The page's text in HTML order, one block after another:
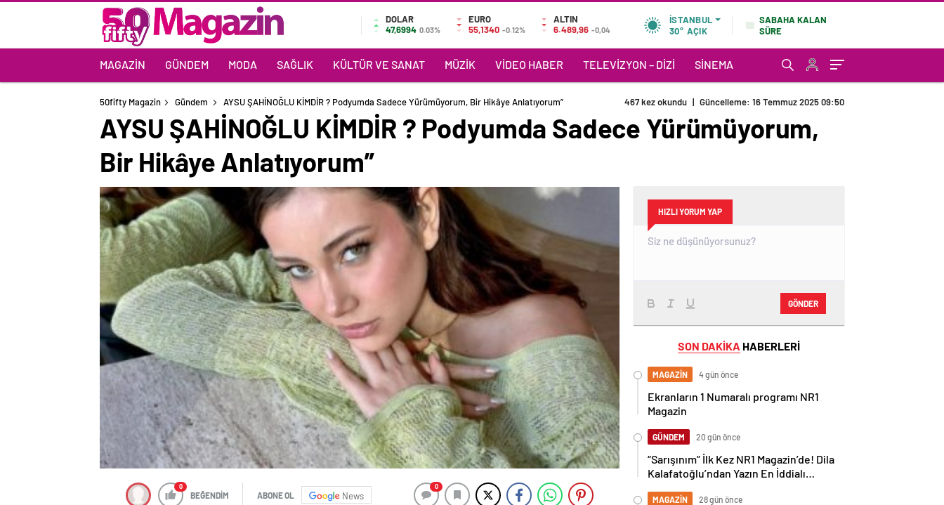
DOLAR
47,6994 0.03%
EURO
55,1340 -0.12%
ALTIN
6.489,96 -0,04
İSTANBUL
30° AÇIK
SABAHA KALAN
SÜRE
MAGAZIN GÜNDEM MODA SAĞLIK KÜLTÜR VE SANAT MÜZIK VIDEO HABER TELEVIZYON – DIZI SINEMA
50fifty Magazin Gündem AYSU ŞAHİNOĞLU KİMDİR ? Podyumda Sadece Yürümüyorum, Bir Hikâye Anlatıyorum” 467 kez okundu | Güncelleme: 16 Temmuz 2025 09:50
AYSU ŞAHİNOĞLU KİMDİR ? Podyumda Sadece Yürümüyorum,
Bir Hikâye Anlatıyorum”
0
BEĞENDİM ABONE OL News
0
HIZLI YORUM YAP
GÖNDER
SON DAKİKA HABERLERİ
MAGAZİN 4 gün önce
Ekranların 1 Numaralı programı NR1
Magazin
GÜNDEM 20 gün önce
“Sarışınım” İlk Kez NR1 Magazin’de! Dila
Kalafatoğlu’ndan Yazın En İddialı
MAGAZİN 28 gün önce